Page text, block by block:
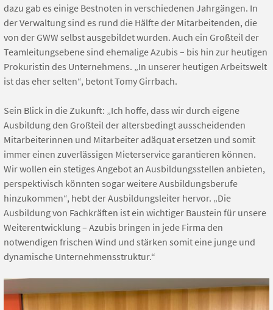
dazu gab es einige Bestnoten in verschiedenen Jahrgängen. In
der Verwaltung sind es rund die Hälfte der Mitarbeitenden, die
von der GWW selbst ausgebildet wurden. Auch ein Großteil der
Teamleitungsebene sind ehemalige Azubis – bis hin zur heutigen
Prokuristin des Unternehmens. „In unserer heutigen Arbeitswelt
ist das eher selten“, betont Tomy Girrbach.
Sein Blick in die Zukunft: „Ich hoffe, dass wir durch eigene
Ausbildung den Großteil der altersbedingt ausscheidenden
Mitarbeiterinnen und Mitarbeiter adäquat ersetzen und somit
immer einen zuverlässigen Mieterservice garantieren können.
Wir wollen ein stetiges Angebot an Ausbildungsstellen anbieten,
perspektivisch könnten sogar weitere Ausbildungsberufe
hinzukommen“, hebt der Ausbildungsleiter hervor. „Die
Ausbildung von Fachkräften ist ein wichtiger Baustein für unsere
Weiterentwicklung – Azubis bringen in jede Firma den
notwendigen frischen Wind und stärken somit eine junge und
dynamische Unternehmensstruktur.“